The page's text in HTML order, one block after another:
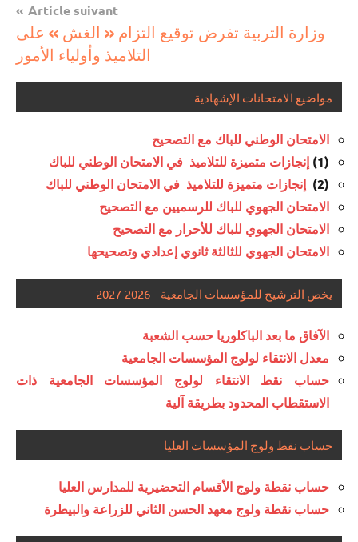
فوق
Article suivant
وزارة التربية تفرض توقيع التزام « الغش » على
التلاميذ وأولياء الأمور
مواضيع الامتحانات الإشهادية
الامتحان الوطني للباك مع التصحيح
(1)
إنجازات متميزة للتلاميذ في الامتحان الوطني للباك
(2)
إنجازات متميزة للتلاميذ في الامتحان الوطني للباك
الامتحان الجهوي للباك للرسميين مع التصحيح
الامتحان الجهوي للباك للأحرار مع التصحيح
الامتحان الجهوي للثالثة ثانوي إعدادي وتصحيحها
يخص الترشيح للمؤسسات الجامعية – 2026-2027
الآفاق ما بعد الباكلوريا حسب الشعبة
معدل الانتقاء لولوج المؤسسات الجامعية
حساب نقط الانتقاء لولوج المؤسسات الجامعية ذات
الاستقطاب المحدود بطريقة آلية
حساب نقط ولوج المؤسسات العليا
حساب نقطة ولوج الأقسام التحضيرية للمدارس العليا
حساب نقطة ولوج معهد الحسن الثاني للزراعة والبيطرة